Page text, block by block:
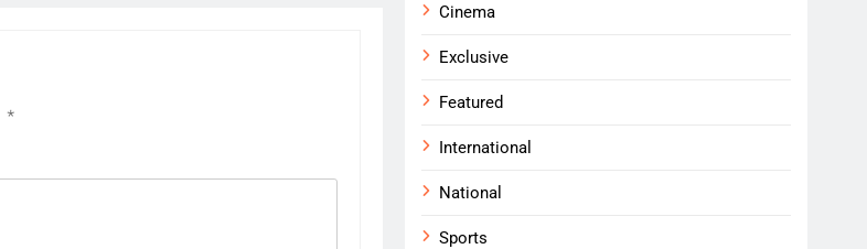
*
Cinema
Exclusive
Featured
International
National
Sports